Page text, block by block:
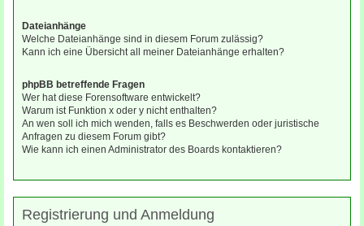
Dateianhänge
Welche Dateianhänge sind in diesem Forum zulässig?
Kann ich eine Übersicht all meiner Dateianhänge erhalten?
phpBB betreffende Fragen
Wer hat diese Forensoftware entwickelt?
Warum ist Funktion x oder y nicht enthalten?
An wen soll ich mich wenden, falls es Beschwerden oder juristische
Anfragen zu diesem Forum gibt?
Wie kann ich einen Administrator des Boards kontaktieren?
Registrierung und Anmeldung